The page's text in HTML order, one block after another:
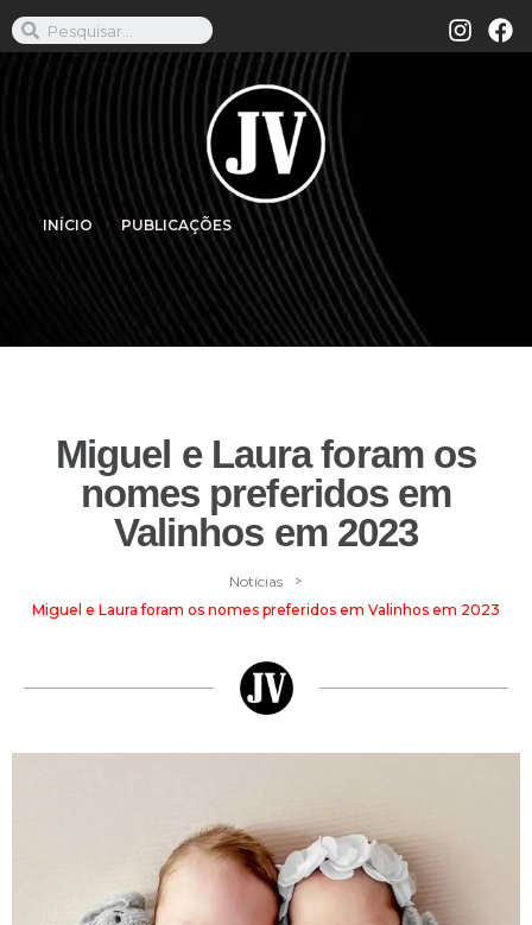
INÍCIO PUBLICAÇÕES
Miguel e Laura foram os
nomes preferidos em
Valinhos em 2023
Notícias >
Miguel e Laura foram os nomes preferidos em Valinhos em 2023